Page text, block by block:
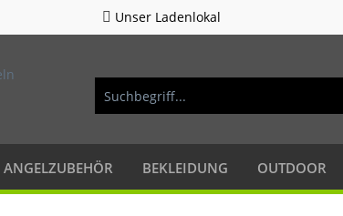
Unser Ladenlokal
ANGELZUBEHÖR BEKLEIDUNG OUTDOOR